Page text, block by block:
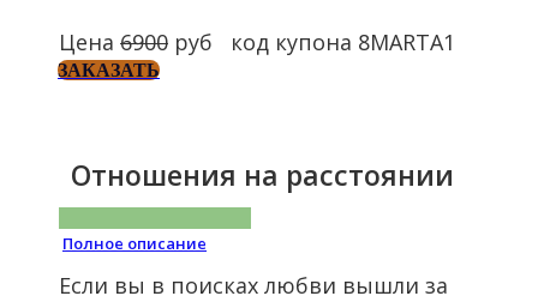
Цена 6900 руб код купона 8MARTA1
ЗАКАЗАТЬ
Отношения на расстоянии
Полное описание
Если вы в поисках любви вышли за